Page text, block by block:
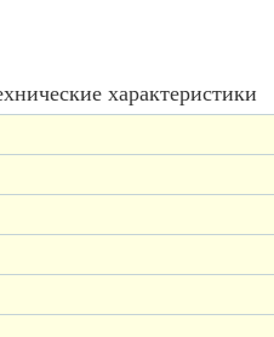
характеристики